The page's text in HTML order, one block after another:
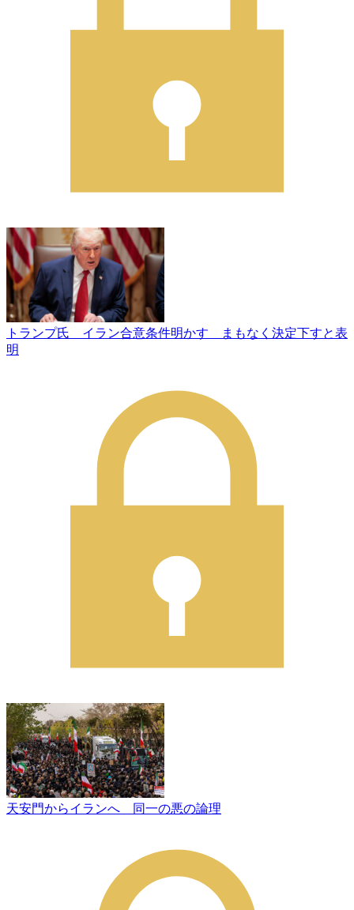
トランプ氏 イラン合意条件明かす まもなく決定下すと表
明
天安門からイランへ 同一の悪の論理